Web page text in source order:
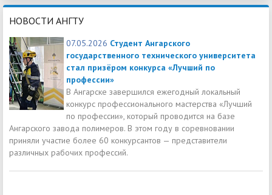
НОВОСТИ АНГТУ
07.05.2026 Студент Ангарского
государственного технического университета
стал призёром конкурса «Лучший по
профессии»
В Ангарске завершился ежегодный локальный
конкурс профессионального мастерства «Лучший
по профессии», который проводится на базе
Ангарского завода полимеров. В этом году в соревновании
приняли участие более 60 конкурсантов — представители
различных рабочих профессий.